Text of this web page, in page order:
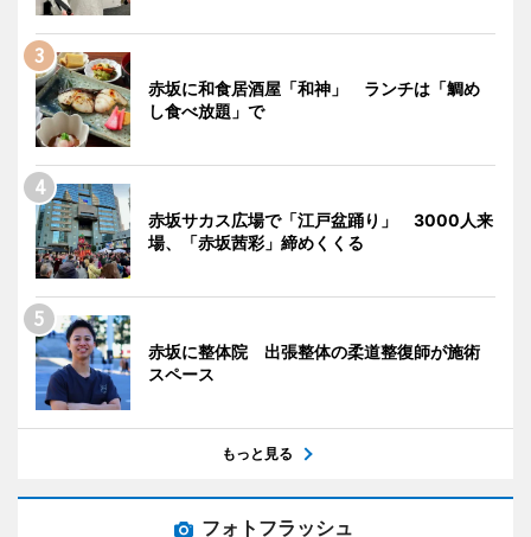
赤坂に和食居酒屋「和神」 ランチは「鯛め
し食べ放題」で
赤坂サカス広場で「江戸盆踊り」 3000人来
場、「赤坂茜彩」締めくくる
赤坂に整体院 出張整体の柔道整復師が施術
スペース
もっと見る
フォトフラッシュ